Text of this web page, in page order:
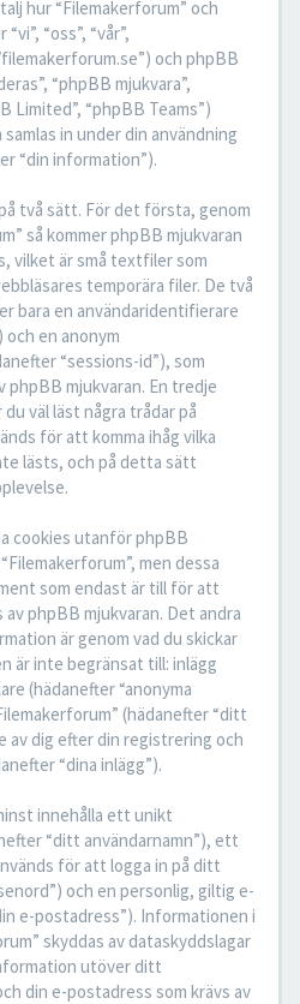
hur “Filemakerforum” och
“oss”, “vår”,
och phpBB
“phpBB mjukvara”,
Limited”, “phpBB Teams”)
in under din användning
“din information”).
två sätt. För det första, genom
så kommer phpBB mjukvaran
vilket är små textfiler som
temporära filer. De två
bara en användaridentifierare
och en anonym
“sessions-id”), som
mjukvaran. En tredje
väl läst några trådar på
för att komma ihåg vilka
lästs, och på detta sätt
cookies utanför phpBB
men dessa
som endast är till för att
phpBB mjukvaran. Det andra
är genom vad du skickar
är inte begränsat till: inlägg
(hädanefter “anonyma
(hädanefter “ditt
av dig efter din registrering och
“dina inlägg”).
innehålla ett unikt
“ditt användarnamn”), ett
för att logga in på ditt
och en personlig, giltig e-
e-postadress”). Informationen i
skyddas av dataskyddslagar
utöver ditt
din e-postadress som krävs av